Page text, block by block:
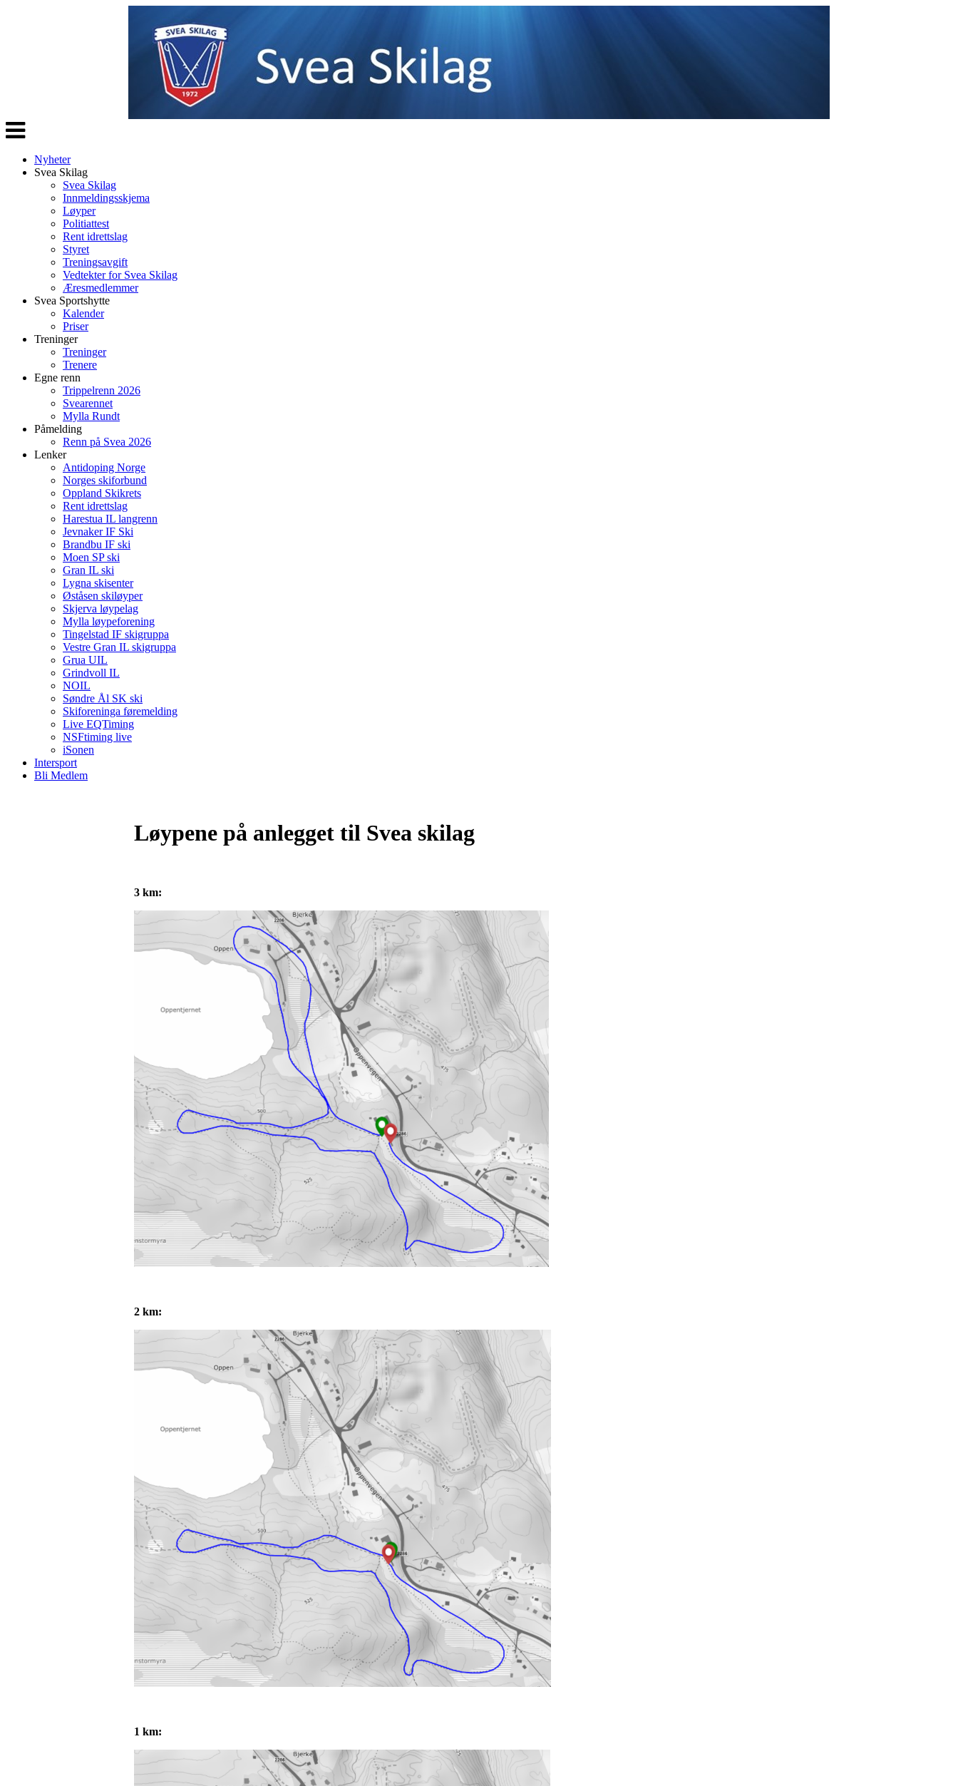
Veksle
navigasjon
Nyheter
Svea Skilag
Svea Skilag
Innmeldingsskjema
Løyper
Politiattest
Rent idrettslag
Styret
Treningsavgift
Vedtekter for Svea Skilag
Æresmedlemmer
Svea Sportshytte
Kalender
Priser
Treninger
Treninger
Trenere
Egne renn
Trippelrenn 2026
Svearennet
Mylla Rundt
Påmelding
Renn på Svea 2026
Lenker
Antidoping Norge
Norges skiforbund
Oppland Skikrets
Rent idrettslag
Harestua IL langrenn
Jevnaker IF Ski
Brandbu IF ski
Moen SP ski
Gran IL ski
Lygna skisenter
Øståsen skiløyper
Skjerva løypelag
Mylla løypeforening
Tingelstad IF skigruppa
Vestre Gran IL skigruppa
Grua UIL
Grindvoll IL
NOIL
Søndre Ål SK ski
Skiforeninga føremelding
Live EQTiming
NSFtiming live
iSonen
Intersport
Bli Medlem
Løypene på anlegget til Svea skilag
3 km:
2 km:
1 km: